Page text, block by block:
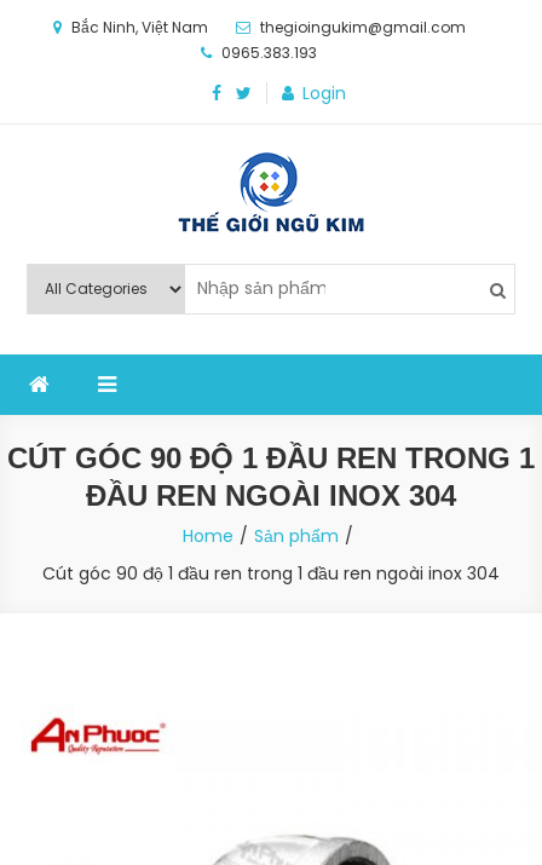
Bắc Ninh, Việt Nam
thegioingukim@gmail.com
0965.383.193
Login
Thế Giới Ngũ Kim
nghiệp sản xuất
CÚT GÓC 90 ĐỘ 1 ĐẦU REN TRONG 1
ĐẦU REN NGOÀI INOX 304
Home
Sản phẩm
Cút góc 90 độ 1 đầu ren trong 1 đầu ren ngoài inox 304